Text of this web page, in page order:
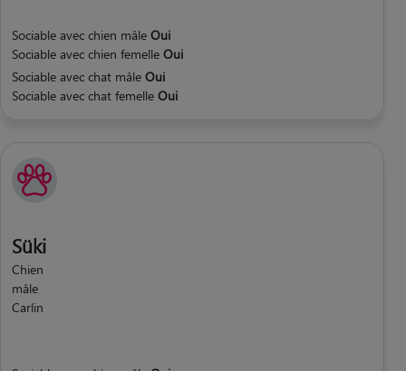
Sociable avec chien mâle Oui
Sociable avec chien femelle Oui
Sociable avec chat mâle Oui
Sociable avec chat femelle Oui
Süki
Chien
mâle
Carlin